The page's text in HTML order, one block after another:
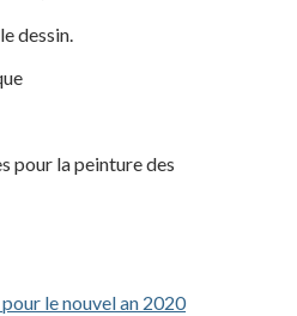
dessin.
pour la peinture des
le nouvel an 2020